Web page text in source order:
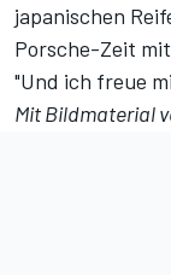
japanischen
Porsche-Zeit
"Und ich freue
Mit Bildmaterial